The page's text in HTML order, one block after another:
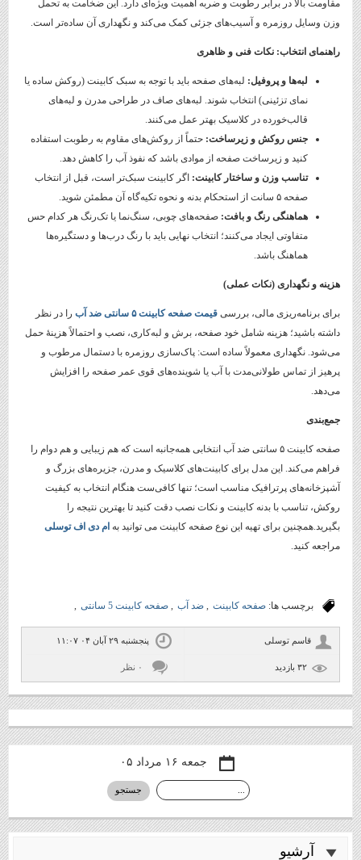
مقاومت بالا در برابر رطوبت و ضربه اهمیت ویژه‌ای دارد. این ضخامت به تحمل
وزن وسایل روزمره و آسیب‌های جزئی کمک می‌کند و نگهداری آن ساده‌تر است.
راهنمای انتخاب: نکات فنی و ظاهری
لبه‌ها و پروفیل: لبه‌های صفحه باید با توجه به سبک کابینت (روکش ساده یا
نمای تزئینی) انتخاب شوند. لبه‌های صاف در طراحی مدرن و لبه‌های
قالب‌خورده در کلاسیک بهتر عمل می‌کنند.
جنس روکش و زیرساخت: حتماً از روکش‌های مقاوم به رطوبت استفاده
کنید و زیرساخت صفحه از موادی باشد که نفوذ آب را کاهش دهد.
تناسب وزن و ساختار کابینت: اگر کابینت سبک‌تر است، قبل از انتخاب
صفحه ۵ سانت از استحکام بدنه و نحوه تکیه‌گاه آن مطمئن شوید.
هماهنگی رنگ و بافت: صفحه‌های چوبی، سنگ‌نما یا تک‌رنگ هر کدام حس
متفاوتی ایجاد می‌کنند؛ انتخاب نهایی باید با رنگ درب‌ها و دستگیره‌ها
هماهنگ باشد.
هزینه و نگهداری (نکات عملی)
برای برنامه‌ریزی مالی، بررسی قیمت صفحه کابینت ۵ سانتی ضد آب
را در نظر
داشته باشید؛ هزینه شامل خود صفحه، برش و لبه‌کاری، نصب و احتمالاً هزینهٔ حمل
می‌شود. نگهداری معمولاً ساده است: پاک‌سازی روزمره با دستمال مرطوب و
پرهیز از تماس طولانی‌مدت با آب یا شوینده‌های قوی عمر صفحه را افزایش
می‌دهد.
جمع‌بندی
صفحه کابینت ۵ سانتی ضد آب انتخابی همه‌جانبه است که هم زیبایی و هم دوام را
فراهم می‌کند. این مدل برای کابینت‌های کلاسیک و مدرن، جزیره‌های بزرگ و
آشپزخانه‌های پرترافیک مناسب است؛ تنها کافی‌ست هنگام انتخاب به کیفیت
روکش، تناسب با بدنه کابینت و نکات نصب دقت کنید تا بهترین نتیجه را
بگیرید.همچنین برای تهیه این نوع صفحه کابینت می توانید به ام دی اف توسلی
مراجعه کنید.
برچسب ها: صفحه کابینت , ضد آب , صفحه کابینت 5 سانتی ,
قاسم توسلی پنجشنبه ۲۹ آبان ۰۴ ۱۱:۰۷
۰ نظر
جمعه ۱۶ مرداد ۰۵
آرشيو